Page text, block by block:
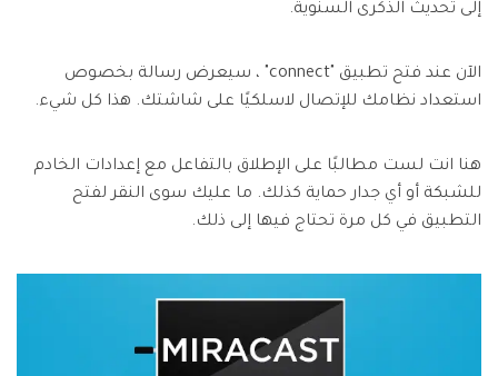
إلى تحديث الذكرى السنوية.
الآن عند فتح تطبيق "connect" ، سيعرض رسالة بخصوص
استعداد نظامك للإتصال لاسلكيًا على شاشتك. هذا كل شيء.
هنا انت لست مطالبًا على الإطلاق بالتفاعل مع إعدادات الخادم
للشبكة أو أي جدار حماية كذلك. ما عليك سوى النقر لفتح
التطبيق في كل مرة تحتاج فيها إلى ذلك.